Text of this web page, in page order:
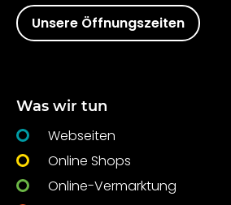
Unsere Öffnungszeiten
Was wir tun
Webseiten
Online Shops
Online-Vermarktung